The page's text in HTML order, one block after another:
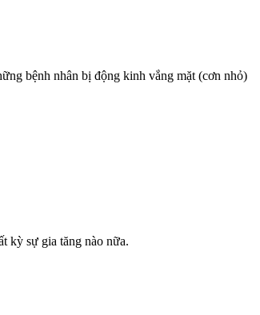
bệnh nhân bị động kinh vắng mặt (cơn nhỏ)
kỳ sự gia tăng nào nữa.